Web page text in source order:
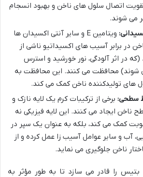
اتصال سلول های ناخن و بهبود انسجام
می شوند.
ویتامین E و سایر آنتی اکسیدان ها
در برابر آسیب های اکسیداتیو ناشی از
(که در اثر آلودگی، نور خورشید و استرس
شوند) محافظت می کنند. این محافظت به
های تولیدکننده ناخن کمک می کند.
سطحی: برخی از ترکیبات کرم یک لایه نازک و
ناخن ایجاد می کنند. این لایه فیزیکی نه
کمک می کند، بلکه به عنوان یک سپر در
آب و سایر عوامل آسیب زا عمل کرده و از
ناخن جلوگیری می نماید.
بتیس را قادر می سازد تا به طور مؤثر به